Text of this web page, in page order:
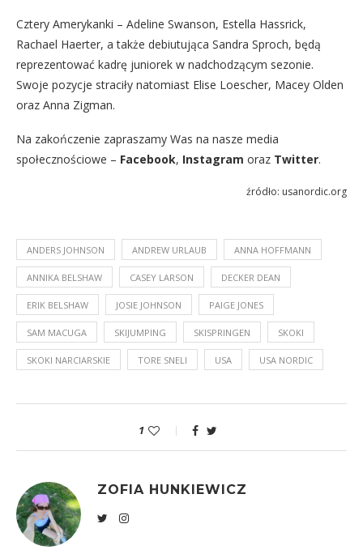
Cztery Amerykanki – Adeline Swanson, Estella Hassrick,
Rachael Haerter, a także debiutująca Sandra Sproch, będą
reprezentować kadrę juniorek w nadchodzącym sezonie.
Swoje pozycje straciły natomiast Elise Loescher, Macey Olden
oraz Anna Zigman.
Na zakończenie zapraszamy Was na nasze media
społecznościowe – Facebook, Instagram oraz Twitter.
źródło: usanordic.org
ANDERS JOHNSON ANDREW URLAUB ANNA HOFFMANN
ANNIKA BELSHAW CASEY LARSON DECKER DEAN
ERIK BELSHAW JOSIE JOHNSON PAIGE JONES
SAM MACUGA SKIJUMPING SKISPRINGEN SKOKI
SKOKI NARCIARSKIE TORE SNELI USA USA NORDIC
1
ZOFIA HUNKIEWICZ